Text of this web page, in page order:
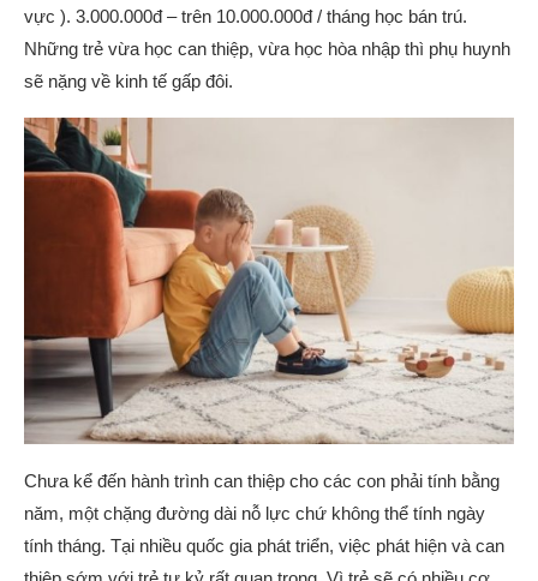
vực ). 3.000.000đ – trên 10.000.000đ / tháng học bán trú.
Những trẻ vừa học can thiệp, vừa học hòa nhập thì phụ huynh
sẽ nặng về kinh tế gấp đôi.
Chưa kể đến hành trình can thiệp cho các con phải tính bằng
năm, một chặng đường dài nỗ lực chứ không thể tính ngày
tính tháng. Tại nhiều quốc gia phát triển, việc phát hiện và can